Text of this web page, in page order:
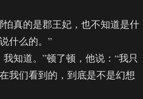
真的是郡王妃，也不知道是什
什么的。”
知道。”顿了顿，他说：“我只
们看到的，到底是不是幻想